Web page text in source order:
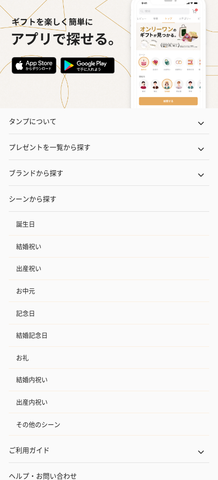
タンプについて
プレゼントを一覧から探す
ブランドから探す
シーンから探す
誕生日
結婚祝い
出産祝い
お中元
記念日
結婚記念日
お礼
結婚内祝い
出産内祝い
その他のシーン
ご利用ガイド
ヘルプ・お問い合わせ